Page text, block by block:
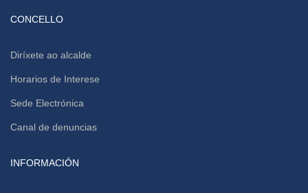
CONCELLO
Diríxete ao alcalde
Horarios de Interese
Sede Electrónica
Canal de denuncias
INFORMACIÓN